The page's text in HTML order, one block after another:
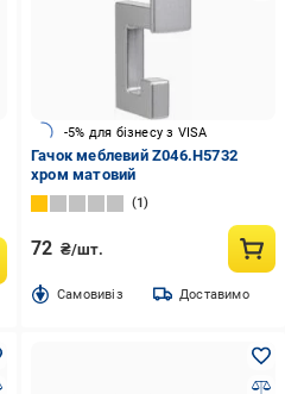
-5% для бізнесу з VISA
Гачок меблевий Z046.H5732
хром матовий
1
72 ₴/шт.
Cамовивіз Доставимо